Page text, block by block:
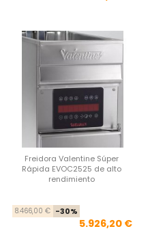
Freidora Valentine Súper
Rápida EVOC2525 de alto
rendimiento
8.466,00 € -30%
5.926,20 €